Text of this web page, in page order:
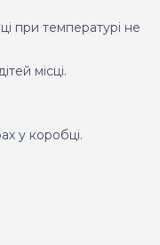
при температурі не
місці.
у коробці.